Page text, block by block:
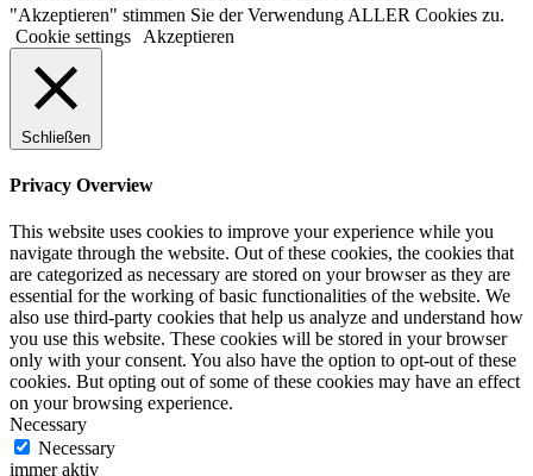
"Akzeptieren" stimmen Sie der Verwendung ALLER Cookies zu.
Cookie settings
Akzeptieren
Schließen
Privacy Overview
This website uses cookies to improve your experience while you
navigate through the website. Out of these cookies, the cookies that
are categorized as necessary are stored on your browser as they are
essential for the working of basic functionalities of the website. We
also use third-party cookies that help us analyze and understand how
you use this website. These cookies will be stored in your browser
only with your consent. You also have the option to opt-out of these
cookies. But opting out of some of these cookies may have an effect
on your browsing experience.
Necessary
Necessary
immer aktiv